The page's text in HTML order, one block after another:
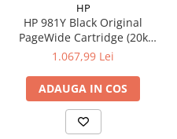
HP
HP 981Y Black Original
PageWide Cartridge (20k
pag)
1.067,99 Lei
ADAUGA IN COS